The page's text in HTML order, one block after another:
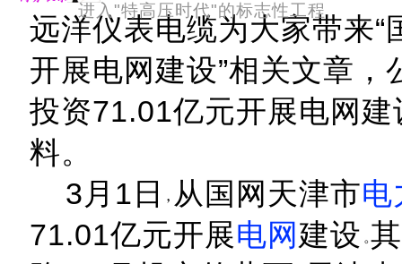
进入"特高压时代"的标志性工程
远洋仪表电缆为大家带来
开展电网建设”相关文章，
投资71.01亿元开展电网
料。
3月1日 从国网天津市电
71.01亿元开展电网 建设